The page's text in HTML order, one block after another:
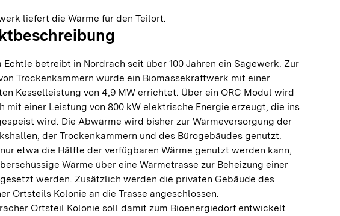
liefert die Wärme für den Teilort.
Echtle betreibt in Nordrach seit über 100 Jahren ein Sägewerk. Zur
Trockenkammern wurde ein Biomassekraftwerk mit einer
Kesselleistung von 4,9 MW errichtet. Über ein ORC Modul wird
mit einer Leistung von 800 kW elektrische Energie erzeugt, die ins
wird. Die Abwärme wird bisher zur Wärmeversorgung der
der Trockenkammern und des Bürogebäudes genutzt.
etwa die Hälfte der verfügbaren Wärme genutzt werden kann,
Wärme über eine Wärmetrasse zur Beheizung einer
werden. Zusätzlich werden die privaten Gebäude des
Ortsteils Kolonie an die Trasse angeschlossen.
Ortsteil Kolonie soll damit zum Bioenergiedorf entwickelt